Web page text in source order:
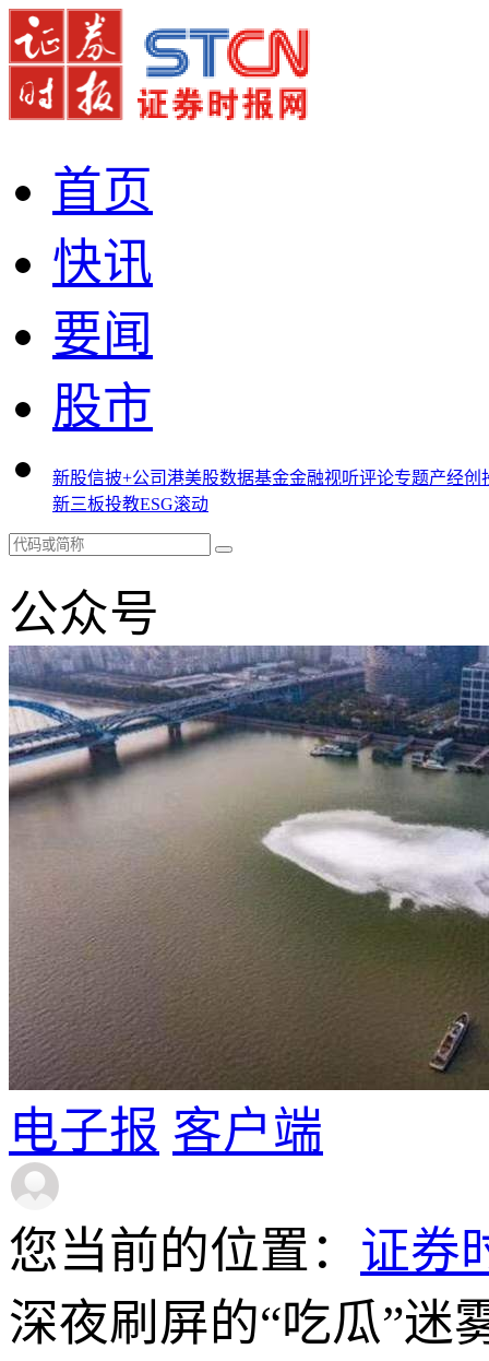
首页
快讯
要闻
股市
新股信披+公司港美股数据基金金融视听评论专题产经创
新三板投教ESG滚动
公众号
电子报 客户端
您当前的位置： 证券
深夜刷屏的“吃瓜”迷